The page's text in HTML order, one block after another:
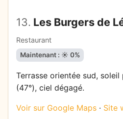
13. Les Burgers de
Restaurant
Maintenant : ☀️ 0%
Terrasse orientée sud,
(47°), ciel dégagé.
Voir sur Google Maps · Site